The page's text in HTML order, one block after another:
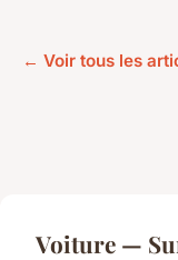
← Voir tous les
Voiture —